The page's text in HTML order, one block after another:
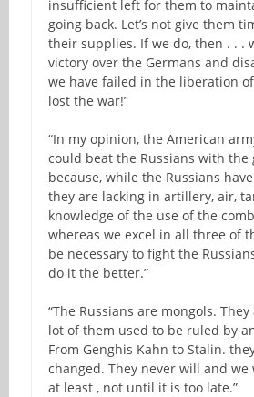
insufficient left for them to
going back. Let’s not give them
their supplies. If we do, then . . .
victory over the Germans and
we have failed in the liberation
lost the war!”
“In my opinion, the American
could beat the Russians with the
because, while the Russians
they are lacking in artillery, air,
knowledge of the use of the
whereas we excel in all three of
be necessary to fight the
do it the better.”
“The Russians are mongols.
lot of them used to be ruled by
From Genghis Kahn to Stalin.
changed. They never will and
at least , not until it is too late.”